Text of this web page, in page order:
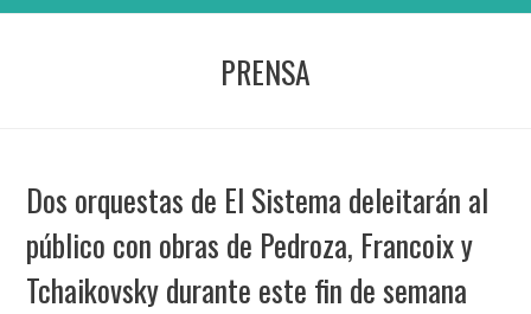
PRENSA
Dos orquestas de El Sistema deleitarán al
público con obras de Pedroza, Francoix y
Tchaikovsky durante este fin de semana